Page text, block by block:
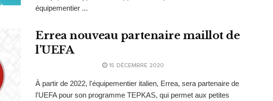
équipementier ...
Errea nouveau partenaire maillot de
l’UEFA
15 DÉCEMBRE 2020
À partir de 2022, l'équipementier italien, Errea, sera partenaire de
l'UEFA pour son programme TEPKAS, qui permet aux petites